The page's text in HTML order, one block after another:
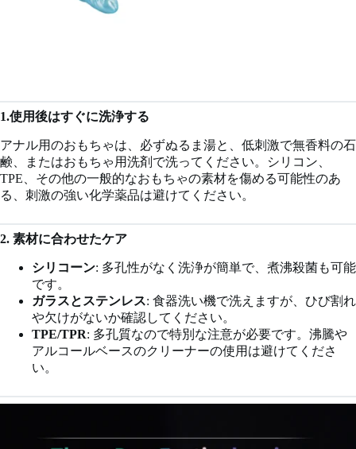
1.使用後はすぐに洗浄する
アナル用のおもちゃは、必ずぬるま湯と、低刺激で無香料の石
鹸、またはおもちゃ用洗剤で洗ってください。シリコン、
TPE、その他の一般的なおもちゃの素材を傷める可能性のあ
る、刺激の強い化学薬品は避けてください。
2. 素材に合わせたケア
シリコーン: 多孔性がなく洗浄が簡単で、煮沸殺菌も可能
です。
ガラスとステンレス: 食器洗い機で洗えますが、ひび割れ
や欠けがないか確認してください。
TPE/TPR: 多孔質なので特別な注意が必要です。沸騰や
アルコールベースのクリーナーの使用は避けてくださ
い。